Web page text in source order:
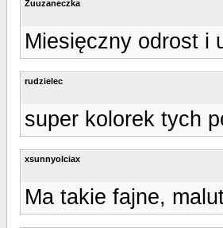
Zuuzaneczka
Miesięczny odrost i
rudzielec
super kolorek tych
xsunnyolciax
Ma takie fajne,